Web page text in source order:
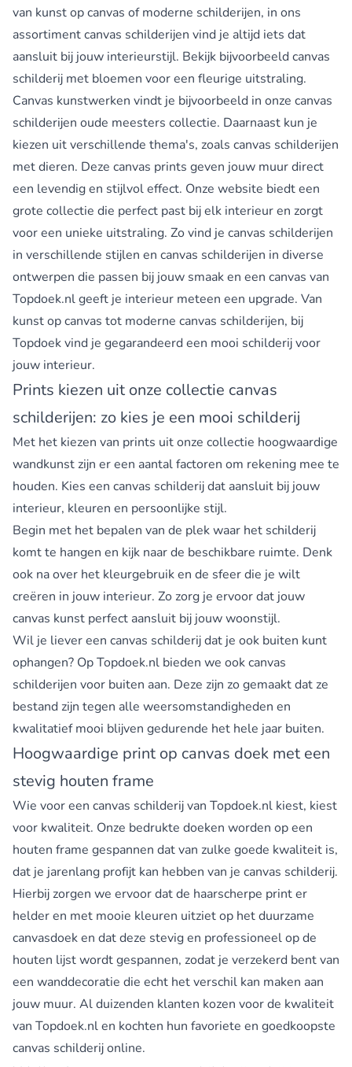
van kunst op canvas of moderne schilderijen, in ons
assortiment canvas schilderijen vind je altijd iets dat
aansluit bij jouw interieurstijl. Bekijk bijvoorbeeld canvas
schilderij met bloemen voor een fleurige uitstraling.
Canvas kunstwerken vindt je bijvoorbeeld in onze canvas
schilderijen oude meesters collectie. Daarnaast kun je
kiezen uit verschillende thema's, zoals canvas schilderijen
met dieren. Deze canvas prints geven jouw muur direct
een levendig en stijlvol effect. Onze website biedt een
grote collectie die perfect past bij elk interieur en zorgt
voor een unieke uitstraling. Zo vind je canvas schilderijen
in verschillende stijlen en canvas schilderijen in diverse
ontwerpen die passen bij jouw smaak en een canvas van
Topdoek.nl geeft je interieur meteen een upgrade. Van
kunst op canvas tot moderne canvas schilderijen, bij
Topdoek vind je gegarandeerd een mooi schilderij voor
jouw interieur.
Prints kiezen uit onze collectie canvas
schilderijen: zo kies je een mooi schilderij
Met het kiezen van prints uit onze collectie hoogwaardige
wandkunst zijn er een aantal factoren om rekening mee te
houden. Kies een canvas schilderij dat aansluit bij jouw
interieur, kleuren en persoonlijke stijl.
Begin met het bepalen van de plek waar het schilderij
komt te hangen en kijk naar de beschikbare ruimte. Denk
ook na over het kleurgebruik en de sfeer die je wilt
creëren in jouw interieur. Zo zorg je ervoor dat jouw
canvas kunst perfect aansluit bij jouw woonstijl.
Wil je liever een canvas schilderij dat je ook buiten kunt
ophangen? Op Topdoek.nl bieden we ookcanvas
schilderijen voor buiten aan. Deze zijn zo gemaakt dat ze
bestand zijn tegen alle weersomstandigheden en
kwalitatief mooi blijven gedurende het hele jaar buiten.
Hoogwaardige print op canvas doek met een
stevig houten frame
Wie voor een canvas schilderij van Topdoek.nl kiest, kiest
voor kwaliteit. Onze bedrukte doeken worden op een
houten frame gespannen dat van zulke goede kwaliteit is,
dat je jarenlang profijt kan hebben van je canvas schilderij.
Hierbij zorgen we ervoor dat de haarscherpe print er
helder en met mooie kleuren uitziet op het duurzame
canvasdoek en dat deze stevig en professioneel op de
houten lijst wordt gespannen, zodat je verzekerd bent van
een wanddecoratie die echt het verschil kan maken aan
jouw muur. Al duizenden klanten kozen voor de kwaliteit
van Topdoek.nl en kochten hun favoriete en goedkoopste
canvas schilderij online.